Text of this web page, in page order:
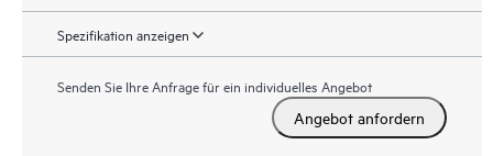
Spezifikation anzeigen
Senden Sie Ihre Anfrage für ein individuelles Angebot
Angebot anfordern